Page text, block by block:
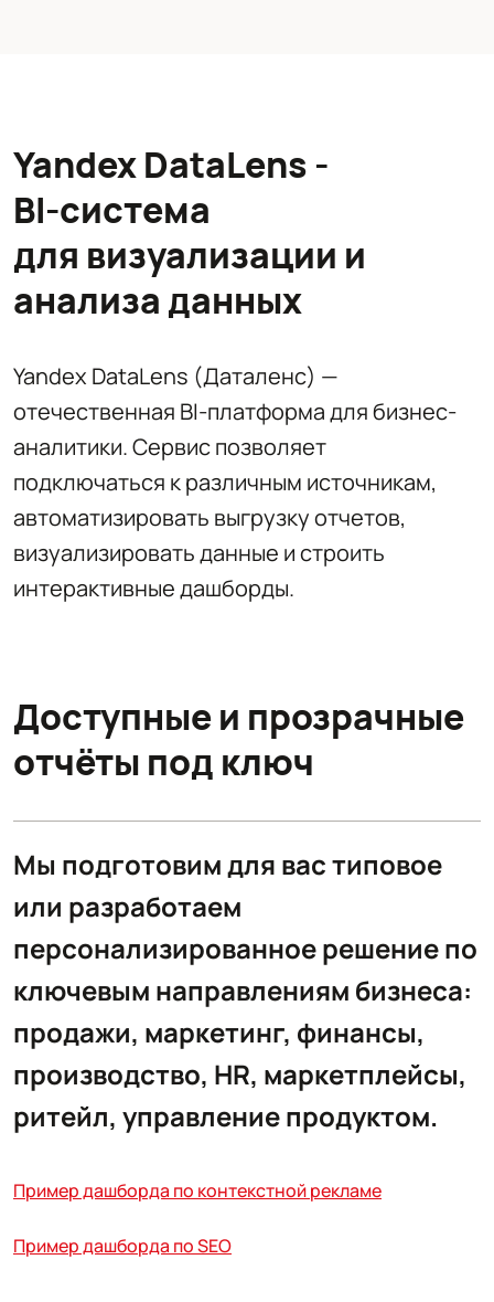
Yandex DataLens -
BI‑система
для визуализации и
анализа данных
Yandex DataLens (Даталенс) —
отечественная BI‑платформа для бизнес-
аналитики. Сервис позволяет
подключаться к различным источникам,
автоматизировать выгрузку отчетов,
визуализировать данные и строить
интерактивные дашборды.
Доступные и прозрачные
отчёты под ключ
Мы подготовим для вас типовое
или разработаем
персонализированное решение по
ключевым направлениям бизнеса:
продажи, маркетинг, финансы,
производство, HR, маркетплейсы,
ритейл, управление продуктом.
Пример дашборда по контекстной рекламе
Пример дашборда по SEO